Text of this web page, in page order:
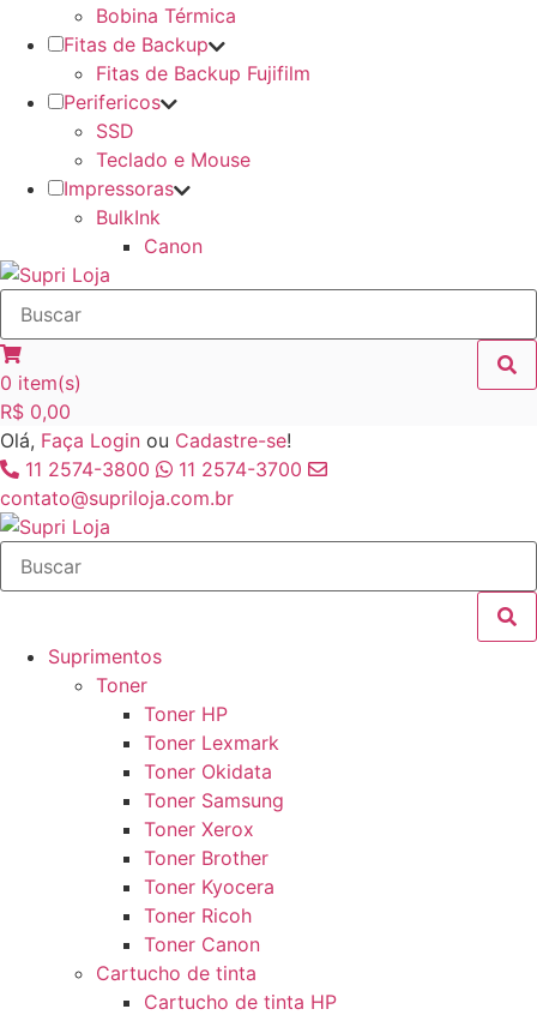
Bobina Térmica
Fitas de Backup
Fitas de Backup Fujifilm
Perifericos
SSD
Teclado e Mouse
Impressoras
BulkInk
Canon
0 item(s)
R$ 0,00
Olá, Faça Login ou Cadastre-se!
11 2574-3800
11 2574-3700
contato@supriloja.com.br
Suprimentos
Toner
Toner HP
Toner Lexmark
Toner Okidata
Toner Samsung
Toner Xerox
Toner Brother
Toner Kyocera
Toner Ricoh
Toner Canon
Cartucho de tinta
Cartucho de tinta HP